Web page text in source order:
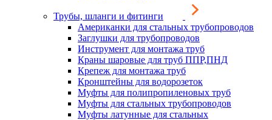
Трубы, шланги и фитинги
Американки для стальных трубопроводов
Заглушки для трубопроводов
Инструмент для монтажа труб
Краны шаровые для труб ППР,ПНД
Крепеж для монтажа труб
Кронштейны для водорозеток
Муфты для полипропиленовых труб
Муфты для стальных трубопроводов
Муфты латунные для стальных